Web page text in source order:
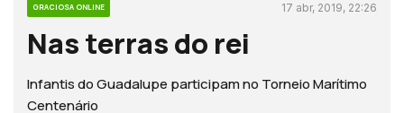
GRACIOSA ONLINE 17 abr, 2019, 22:26
Nas terras do rei
Infantis do Guadalupe participam no Torneio Marítimo
Centenário